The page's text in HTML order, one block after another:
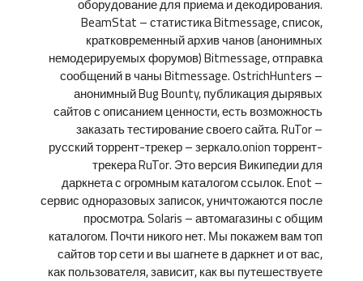
BeamStat – статистика Bitmessage, список,
кратковременный архив чанов (анонимных
немодерируемых форумов) Bitmessage, отправка
сообщений в чаны Bitmessage. OstrichHunters –
анонимный Bug Bounty, публикация дырявых
сайтов с описанием ценности, есть возможность
заказать тестирование своего сайта. RuTor –
русский торрент-трекер – зеркало.onion торрент-
трекера RuTor. Это версия Википедии для
даркнета с огромным каталогом ссылок. Enot –
сервис одноразовых записок, уничтожаются после
просмотра. Solaris – автомагазины с общим
каталогом. Почти никого нет. Мы покажем вам топ
сайтов тор сети и вы шагнете в даркнет и от вас,
как пользователя, зависит, как вы путешествуете